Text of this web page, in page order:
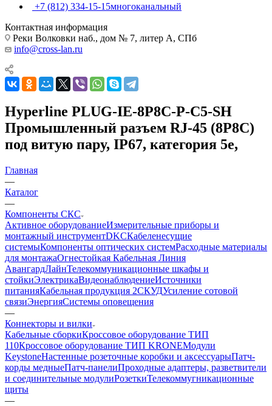
+7 (812) 334-15-15многоканальный
Контактная информация
Реки Волковки наб., дом № 7, литер А, СПб
info@cross-lan.ru
Hyperline PLUG-IE-8P8C-P-C5-SH
Промышленный разъем RJ-45 (8P8C)
под витую пару, IP67, категория 5e,
Главная
—
Каталог
—
Компоненты СКС
Активное оборудованиеИзмерительные приборы и
монтажный инструментDKCКабеленесущие
системыКомпоненты оптических системРасходные материалы
для монтажаОгнестойкая Кабельная Линия
АвангардЛайнТелекоммуникационные шкафы и
стойкиЭлектрикаВидеонаблюдениеИсточники
питанияКабельная продукция 2СКУДУсиление сотовой
связиЭнергияСистемы оповещения
—
Коннекторы и вилки
Кабельные сборкиКроссовое оборудование ТИП
110Кроссовое оборудование ТИП KRONEМодули
KeystoneНастенные розеточные коробки и аксессуарыПатч-
корды медныеПатч-панелиПроходные адаптеры, разветвители
и соединительные модулиРозеткиТелекоммугникационные
щиты
—